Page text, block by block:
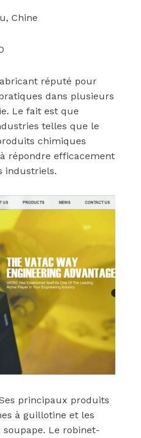
Chine
réputé pour
dans plusieurs
Le fait est que
telles que le
chimiques
répondre efficacement
industriels.
principaux produits
à guillotine et les
Le robinet-